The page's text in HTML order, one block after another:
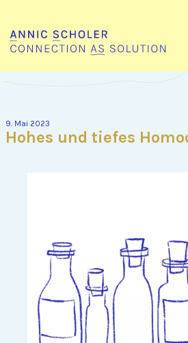
9. Mai 2023
Hohes und tiefes